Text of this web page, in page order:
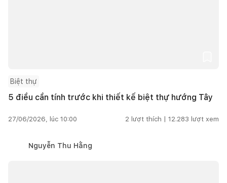
Biệt thự
5 điều cần tính trước khi thiết kế biệt thự hướng Tây
27/06/2026, lúc 10:00 2 lượt thích | 12.283 lượt xem
Nguyễn Thu Hằng